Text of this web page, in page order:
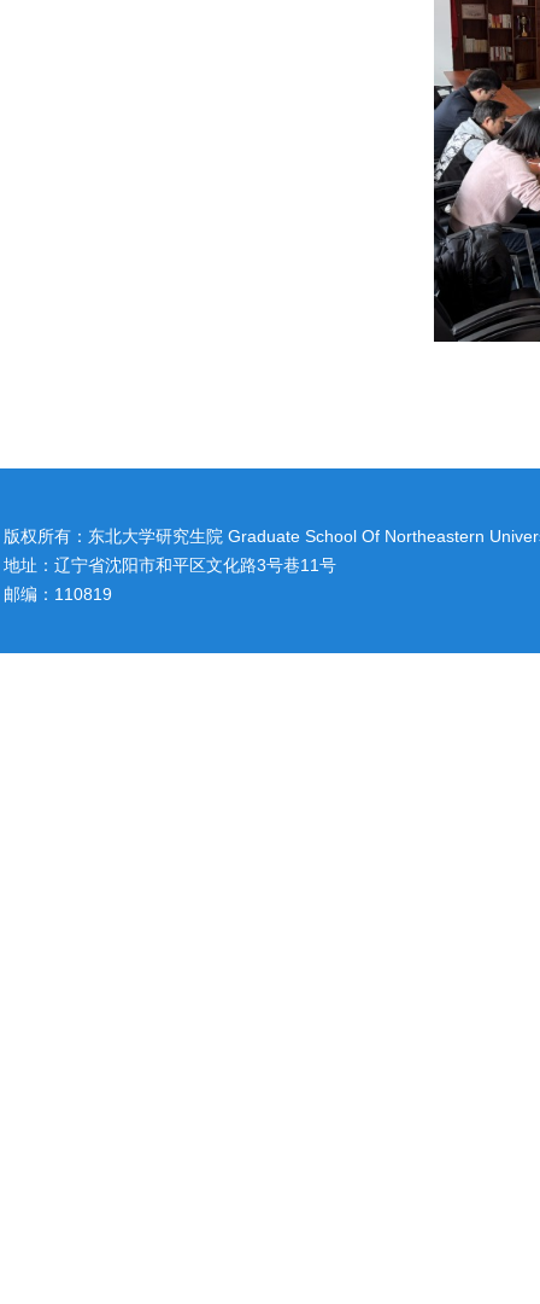
版权所有：东北大学研究生院 Graduate School Of Northeastern
地址：辽宁省沈阳市和平区文化路3号巷11号
邮编：110819